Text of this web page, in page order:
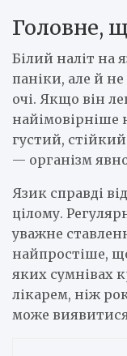
Головне,
Білий наліт на
паніки, але й
очі. Якщо він
найімовірніше
густий,
— організм
Язик справді
цілому.
уважне
найпростіше,
яких сумнівах
лікарем, ніж
може